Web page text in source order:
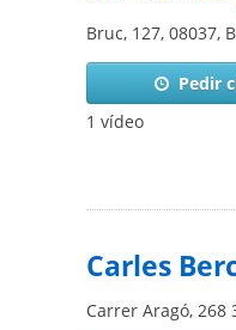
Bruc, 127, 08037,
Pedir
1 vídeo
Carles
Carrer Aragó, 268